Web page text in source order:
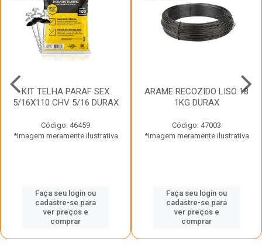
KIT TELHA PARAF SEX
5/16X110 CHV 5/16 DURAX
Código: 46459
*Imagem meramente ilustrativa
Faça seu login ou
cadastre-se para
ver preços e
comprar
ARAME RECOZIDO LISO 18
1KG DURAX
Código: 47003
*Imagem meramente ilustrativa
Faça seu login ou
cadastre-se para
ver preços e
comprar